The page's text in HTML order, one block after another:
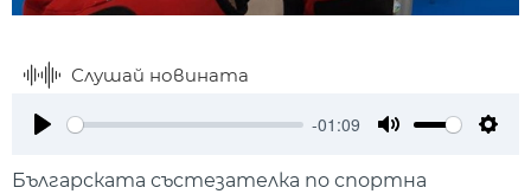
Слушай новината
-01:09
Българската състезателка по спортна